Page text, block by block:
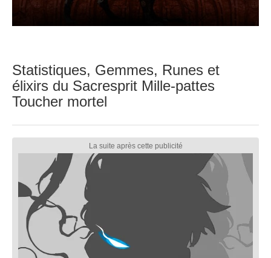
Statistiques, Gemmes, Runes et
élixirs du Sacresprit Mille-pattes
Toucher mortel